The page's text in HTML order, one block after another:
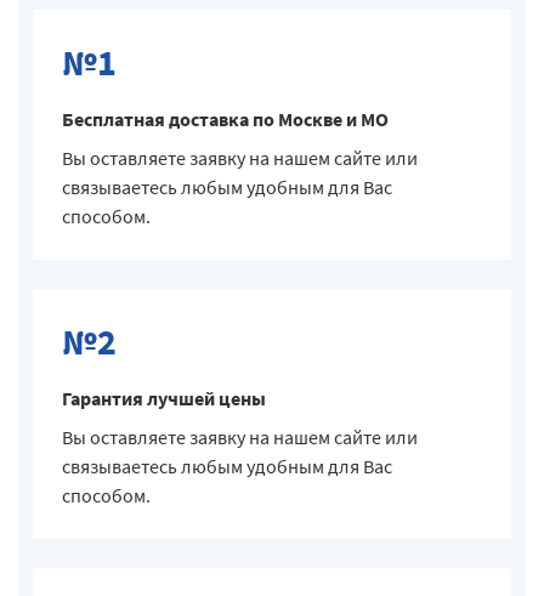
№1
Бесплатная доставка по Москве и МО
Вы оставляете заявку на нашем сайте или
связываетесь любым удобным для Вас
способом.
№2
Гарантия лучшей цены
Вы оставляете заявку на нашем сайте или
связываетесь любым удобным для Вас
способом.